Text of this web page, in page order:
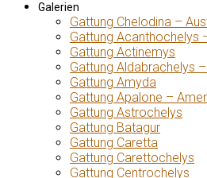
Galerien
Gattung Chelodina –
Gattung Acanthochelys
Gattung Actinemys
Gattung Aldabrachelys
Gattung Amyda
Gattung Apalone –
Gattung Astrochelys
Gattung Batagur
Gattung Caretta
Gattung Carettochelys
Gattung Centrochelys